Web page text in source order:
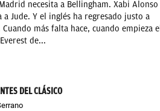
necesita a Bellingham. Xabi Alonso
a Jude. Y el inglés ha regresado justo a
más falta hace, cuando empieza el
de...
DEL CLÁSICO